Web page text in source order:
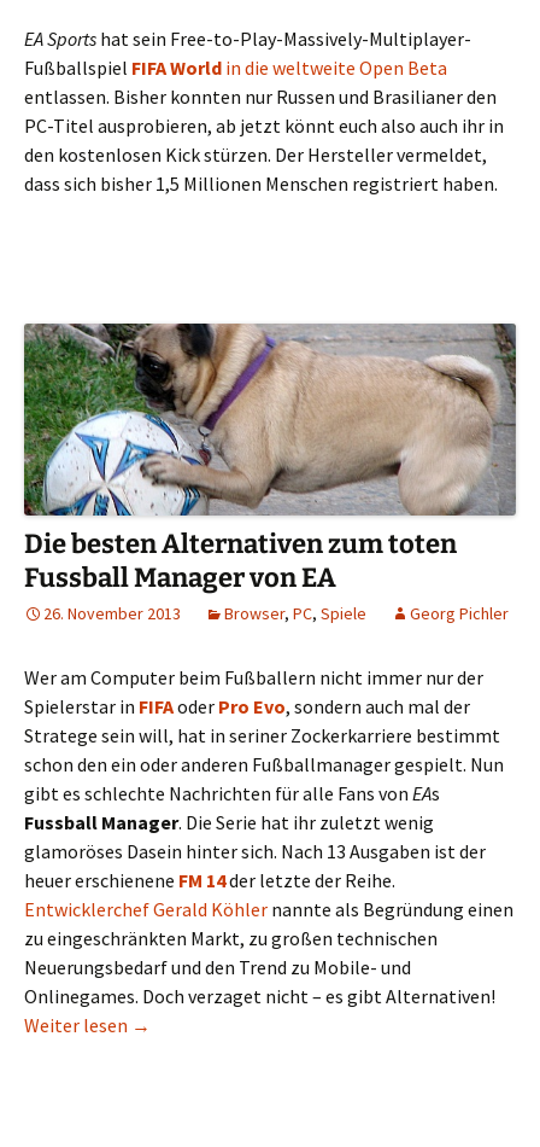
EA Sports hat sein Free-to-Play-Massively-Multiplayer-
Fußballspiel FIFA World in die weltweite Open Beta
entlassen. Bisher konnten nur Russen und Brasilianer den
PC-Titel ausprobieren, ab jetzt könnt euch also auch ihr in
den kostenlosen Kick stürzen. Der Hersteller vermeldet,
dass sich bisher 1,5 Millionen Menschen registriert haben.
Die besten Alternativen zum toten
Fussball Manager von EA
26. November 2013 Browser, PC, Spiele Georg Pichler
Wer am Computer beim Fußballern nicht immer nur der
Spielerstar in FIFAoder Pro Evo, sondern auch mal der
Stratege sein will, hat in seriner Zockerkarriere bestimmt
schon den ein oder anderen Fußballmanager gespielt. Nun
gibt es schlechte Nachrichten für alle Fans von EAs
Fussball Manager. Die Serie hat ihr zuletzt wenig
glamoröses Dasein hinter sich. Nach 13 Ausgaben ist der
heuer erschienene FM 14der letzte der Reihe.
Entwicklerchef Gerald Köhler nannte als Begründung einen
zu eingeschränkten Markt, zu großen technischen
Neuerungsbedarf und den Trend zu Mobile- und
Onlinegames. Doch verzaget nicht – es gibt Alternativen!
Weiter lesen Die besten Alternativen zum toten Fussball
→